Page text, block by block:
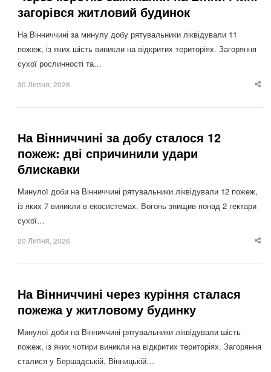
загорівся житловий будинок
На Вінниччині за минулу добу рятувальники ліквідували 11
пожеж, із яких шість виникли на відкритих територіях. Загоряння
сухої рослинності та…
30 Липня, 2026
На Вінниччині за добу сталося 12
пожеж: дві спричинили удари
блискавки
Минулої доби на Вінниччині рятувальники ліквідували 12 пожеж,
із яких 7 виникли в екосистемах. Вогонь знищив понад 2 гектари
сухої…
20 Липня, 2026
На Вінниччині через куріння сталася
пожежа у житловому будинку
Минулої доби на Вінниччині рятувальники ліквідували шість
пожеж, із яких чотири виникли на відкритих територіях. Загоряння
сталися у Бершадській, Вінницькій…